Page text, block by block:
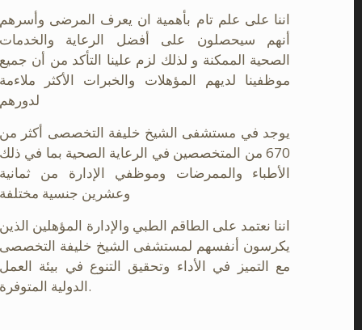
اننا على علم تام بأهمية ان يعرف المرضى
أنهم سيحصلون على أفضل الرعاية
الصحية الممكنة و لذلك لزم علينا التأكد من أن
موظفينا لديهم المؤهلات والخبرات الأكثر
يوجد في مستشفى الشيخ خليفة التخصصى أكثر
670 من المتخصصين في الرعاية الصحية بما في
الأطباء والممرضات وموظفي الإدارة من
وعشرين جنسية
اننا نعتمد على الطاقم الطبي والإدارة المؤهلين
يكرسون أنفسهم لمستشفى الشيخ خليفة
مع التميز في الأداء وتحقيق التنوع في بيئة
الدولية المتوفرة.